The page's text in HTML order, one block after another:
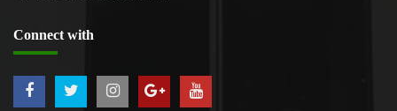
Connect with